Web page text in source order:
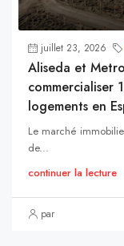
juillet 23, 2026
Aliseda et
commercialiser
logements en
Le marché
de...
continuer la lecture
par